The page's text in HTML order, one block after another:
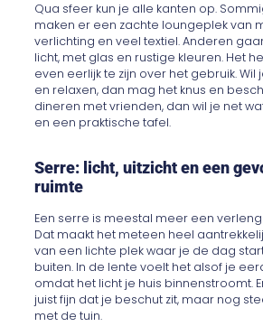
Qua sfeer kun je alle kanten op.
maken er een zachte loungeplek van
verlichting en veel textiel. Anderen
licht, met glas en rustige kleuren. Het
even eerlijk te zijn over het gebruik. Wil
en relaxen, dan mag het knus en
dineren met vrienden, dan wil je net
en een praktische tafel.
Serre: licht, uitzicht en een
ruimte
Een serre is meestal meer een
Dat maakt het meteen heel
van een lichte plek waar je de dag
buiten. In de lente voelt het alsof je
omdat het licht je huis binnenstroomt.
juist fijn dat je beschut zit, maar nog
met de tuin.